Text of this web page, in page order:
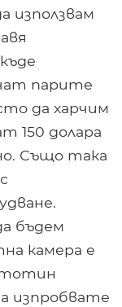
използвам
парите
да харчим
150 долара
Също така
бъдем
камера е
изпробвате